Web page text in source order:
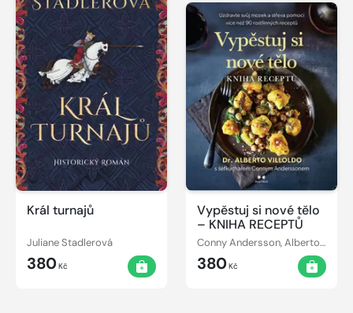
Král turnajů
Juliane Stadlerová
380Kč
Vypěstuj si nové tělo
– KNIHA RECEPTŮ
Conny Andersson, Alberto Villoldo
380Kč